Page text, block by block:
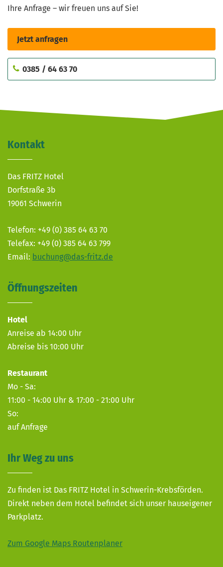
Ihre Anfrage – wir freuen uns auf Sie!
Jetzt anfragen
0385 / 64 63 70
Kontakt
Das FRITZ Hotel
Dorfstraße 3b
19061 Schwerin
Telefon: +49 (0) 385 64 63 70
Telefax: +49 (0) 385 64 63 799
Email: buchung@das-fritz.de
Öffnungszeiten
Hotel
Anreise ab 14:00 Uhr
Abreise bis 10:00 Uhr
Restaurant
Mo - Sa:
11:00 - 14:00 Uhr & 17:00 - 21:00 Uhr
So:
auf Anfrage
Ihr Weg zu uns
Zu finden ist Das FRITZ Hotel in Schwerin-Krebsförden.
Direkt neben dem Hotel befindet sich unser hauseigener
Parkplatz.
Zum Google Maps Routenplaner